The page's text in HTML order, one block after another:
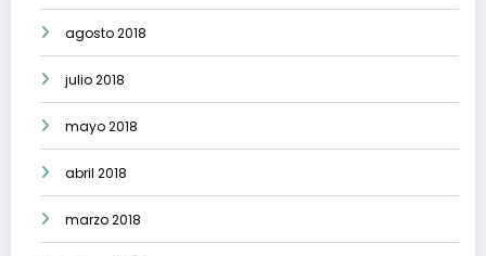
agosto 2018
julio 2018
mayo 2018
abril 2018
marzo 2018